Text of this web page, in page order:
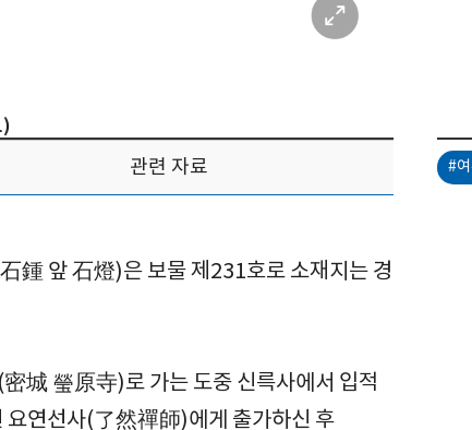
관련 자료
鍾 앞 石燈)은 보물 제231호로 소재지는 경
城 瑩原寺)로 가는 도중 신륵사에서 입적
연선사(了然禪師)에게 출가하신 후
#